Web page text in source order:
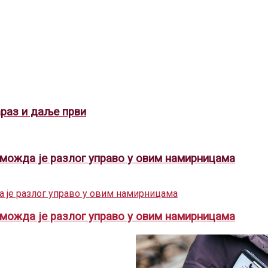
и даље први
је разлог управо у овим намирницама
је разлог управо у овим намирницама